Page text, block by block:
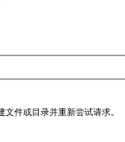
件或目录并重新尝试请求。